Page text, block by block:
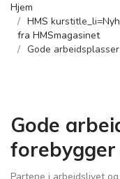
Hjem
HMS kurstitle_li=
fra HMSmagasinet
Gode
Gode
forebygger